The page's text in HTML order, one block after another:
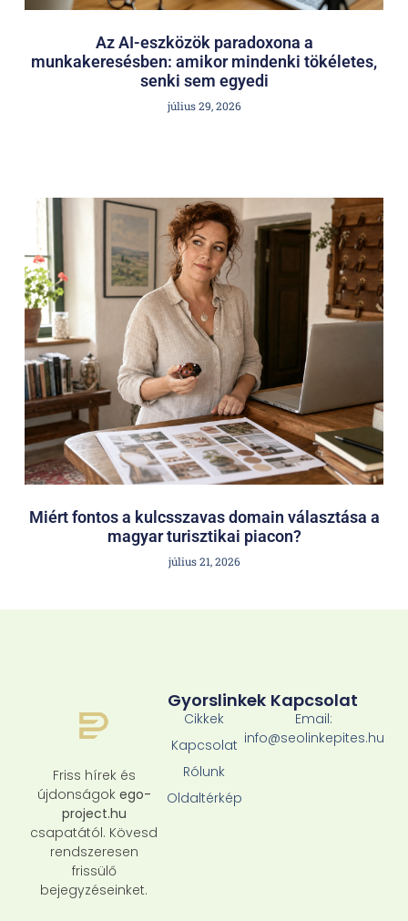
Az AI-eszközök paradoxona a
munkakeresésben: amikor mindenki tökéletes,
senki sem egyedi
július 29, 2026
Miért fontos a kulcsszavas domain választása a
magyar turisztikai piacon?
július 21, 2026
Friss hírek és
újdonságok ego-
project.hu
csapatától. Kövesd
rendszeresen
frissülő
bejegyzéseinket.
Gyorslinkek
Cikkek
Kapcsolat
Rólunk
Oldaltérkép
Kapcsolat
Email:
info@seolinkepites.hu